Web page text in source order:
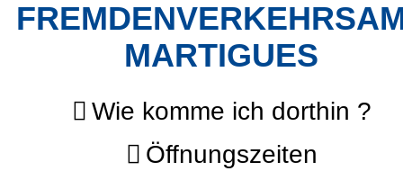
MARTIGUES
Wie komme ich dorthin ?
Öffnungszeiten